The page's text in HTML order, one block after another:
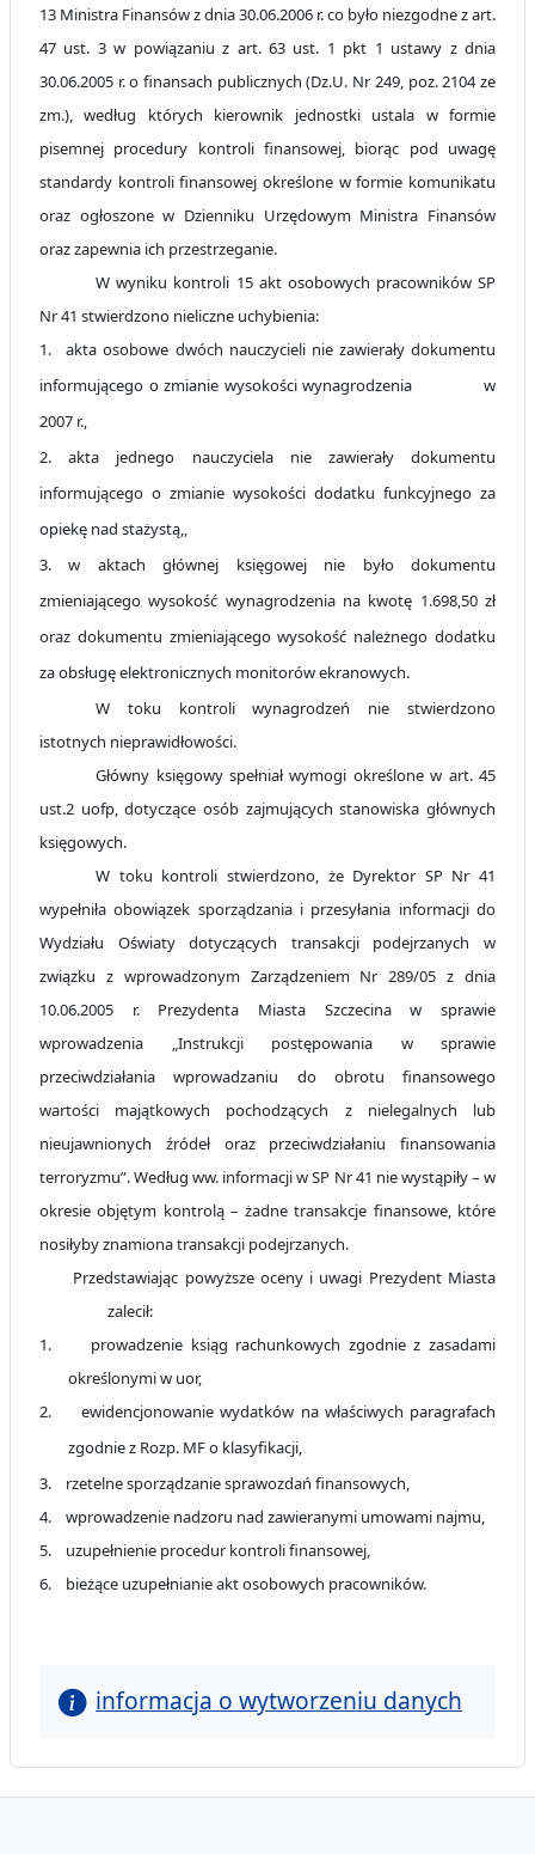
13 Ministra Finansów z dnia 30.06.2006 r. co było niezgodne z art.
47 ust. 3 w powiązaniu z art. 63 ust. 1 pkt 1 ustawy z dnia
30.06.2005 r. o finansach publicznych (Dz.U. Nr 249, poz. 2104 ze
zm.), według których kierownik jednostki ustala w formie
pisemnej procedury kontroli finansowej, biorąc pod uwagę
standardy kontroli finansowej określone w formie komunikatu
oraz ogłoszone w Dzienniku Urzędowym Ministra Finansów
oraz zapewnia ich przestrzeganie.
W wyniku kontroli 15 akt osobowych pracowników SP
Nr 41 stwierdzono nieliczne uchybienia:
1.
akta osobowe dwóch nauczycieli nie zawierały dokumentu
informującego o zmianie wysokości wynagrodzenia w
2007 r.,
2. akta jednego nauczyciela nie zawierały dokumentu
informującego o zmianie wysokości dodatku funkcyjnego za
opiekę nad stażystą,,
3. w aktach głównej księgowej nie było dokumentu
zmieniającego wysokość wynagrodzenia na kwotę 1.698,50 zł
oraz dokumentu zmieniającego wysokość należnego dodatku
za obsługę elektronicznych monitorów ekranowych.
W toku kontroli wynagrodzeń nie stwierdzono
istotnych nieprawidłowości.
Główny księgowy spełniał wymogi określone w art. 45
ust.2 uofp, dotyczące osób zajmujących stanowiska głównych
księgowych.
W toku kontroli stwierdzono, że Dyrektor SP Nr 41
wypełniła obowiązek sporządzania i przesyłania informacji do
Wydziału Oświaty dotyczących transakcji podejrzanych w
związku z wprowadzonym Zarządzeniem Nr 289/05 z dnia
10.06.2005 r. Prezydenta Miasta Szczecina w sprawie
wprowadzenia „Instrukcji postępowania w sprawie
przeciwdziałania wprowadzaniu do obrotu finansowego
wartości majątkowych pochodzących z nielegalnych lub
nieujawnionych źródeł oraz przeciwdziałaniu finansowania
terroryzmu”. Według ww. informacji w SP Nr 41 nie wystąpiły – w
okresie objętym kontrolą – żadne transakcje finansowe, które
nosiłyby znamiona transakcji podejrzanych.
Przedstawiając powyższe oceny i uwagi Prezydent Miasta
zalecił:
1.
prowadzenie ksiąg rachunkowych zgodnie z zasadami
określonymi w uor,
2.
ewidencjonowanie wydatków na właściwych paragrafach
zgodnie z Rozp. MF o klasyfikacji,
3.
rzetelne sporządzanie sprawozdań finansowych,
4.
wprowadzenie nadzoru nad zawieranymi umowami najmu,
5.
uzupełnienie procedur kontroli finansowej,
6.
bieżące uzupełnianie akt osobowych pracowników.
informacja o wytworzeniu danych